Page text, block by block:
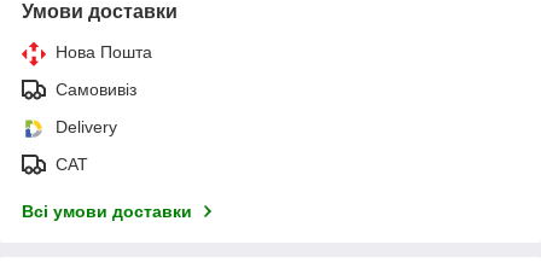
Умови доставки
Нова Пошта
Самовивіз
Delivery
САТ
Всі умови доставки